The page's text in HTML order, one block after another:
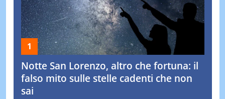
Notte San Lorenzo, altro che fortuna: il
falso mito sulle stelle cadenti che non
sai